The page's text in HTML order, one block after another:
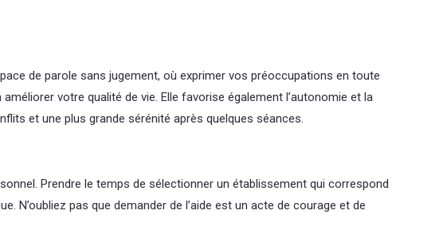
de parole sans jugement, où exprimer vos préoccupations en toute
votre qualité de vie. Elle favorise également l’autonomie et la
et une plus grande sérénité après quelques séances.
Prendre le temps de sélectionner un établissement qui correspond
pas que demander de l’aide est un acte de courage et de